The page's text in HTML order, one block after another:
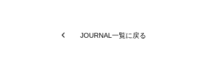
JOURNAL一覧に戻る